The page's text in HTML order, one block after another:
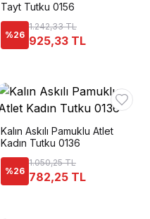
Tayt Tutku 0156
%26
1.242,33 TL
925,33 TL
Kalın Askılı Pamuklu Atlet
Kadın Tutku 0136
%26
1.050,25 TL
782,25 TL